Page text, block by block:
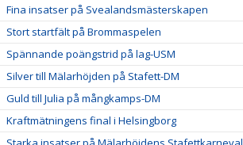
Fina insatser på Svealandsmästerskapen
Stort startfält på Brommaspelen
Spännande poängstrid på lag-USM
Silver till Mälarhöjden på Stafett-DM
Guld till Julia på mångkamps-DM
Kraftmätningens final i Helsingborg